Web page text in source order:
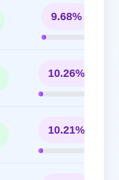
9.68%
10.26%
10.21%